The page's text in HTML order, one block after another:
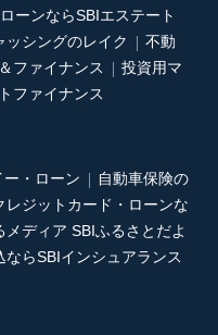
ーンならSBIエステート
ッシングのレイク
不動
ファイナンス
投資用マ
ファイナンス
・ローン
自動車保険の
レジットカード・ローンな
ディア SBIふるさとだよ
らSBIインシュアランス